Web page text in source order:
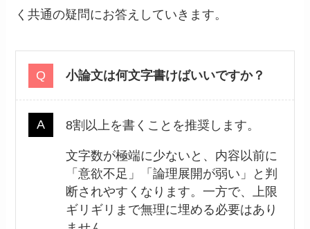
く共通の疑問にお答えしていきます。
小論文は何文字書けばいいですか？
8割以上を書くことを推奨します。
文字数が極端に少ないと、内容以前に
「意欲不足」「論理展開が弱い」と判
断されやすくなります。一方で、上限
ギリギリまで無理に埋める必要はあり